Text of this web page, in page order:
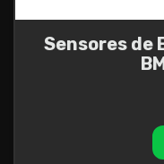
Sensores de